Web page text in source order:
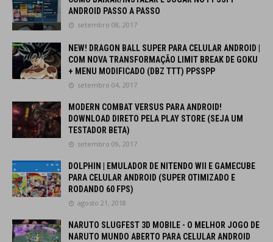
ANDROID PASSO A PASSO
setembro 08, 2017
NEW! DRAGON BALL SUPER PARA CELULAR ANDROID |
COM NOVA TRANSFORMAÇÃO LIMIT BREAK DE GOKU
+ MENU MODIFICADO (DBZ TTT) PPSSPP
setembro 04, 2017
MODERN COMBAT VERSUS PARA ANDROID!
DOWNLOAD DIRETO PELA PLAY STORE (SEJA UM
TESTADOR BETA)
setembro 09, 2017
DOLPHIN | EMULADOR DE NITENDO WII E GAMECUBE
PARA CELULAR ANDROID (SUPER OTIMIZADO E
RODANDO 60 FPS)
agosto 21, 2018
NARUTO SLUGFEST 3D MOBILE - O MELHOR JOGO DE
NARUTO MUNDO ABERTO PARA CELULAR ANDROID